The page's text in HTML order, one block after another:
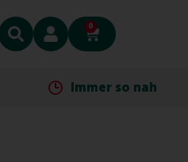
0
Immer so nah wie dein